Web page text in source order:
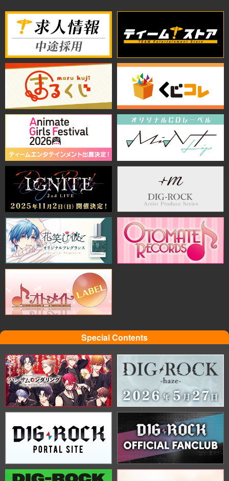
Special Contents